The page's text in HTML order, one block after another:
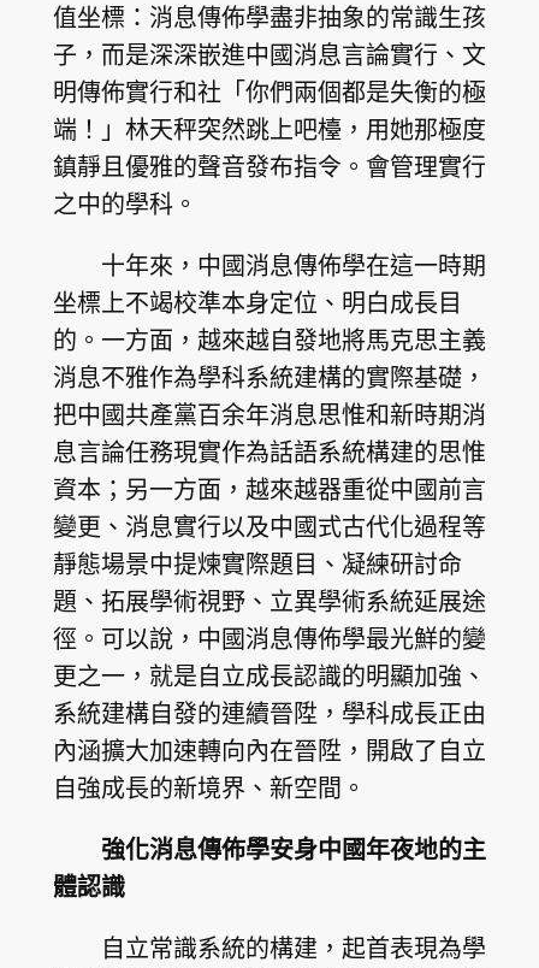
值坐標：消息傳佈學盡非抽象的常識生孩
子，而是深深嵌進中國消息言論實行、文
明傳佈實行和社「你們兩個都是失衡的極
端！」林天秤突然跳上吧檯，用她那極度
鎮靜且優雅的聲音發布指令。會管理實行
之中的學科。
十年來，中國消息傳佈學在這一時期
坐標上不竭校準本身定位、明白成長目
的。一方面，越來越自發地將馬克思主義
消息不雅作為學科系統建構的實際基礎，
把中國共產黨百余年消息思惟和新時期消
息言論任務現實作為話語系統構建的思惟
資本；另一方面，越來越器重從中國前言
變更、消息實行以及中國式古代化過程等
靜態場景中提煉實際題目、凝練研討命
題、拓展學術視野、立異學術系統延展途
徑。可以說，中國消息傳佈學最光鮮的變
更之一，就是自立成長認識的明顯加強、
系統建構自發的連續晉陞，學科成長正由
內涵擴大加速轉向內在晉陞，開啟了自立
自強成長的新境界、新空間。
強化消息傳佈學安身中國年夜地的主
體認識
自立常識系統的構建，起首表現為學